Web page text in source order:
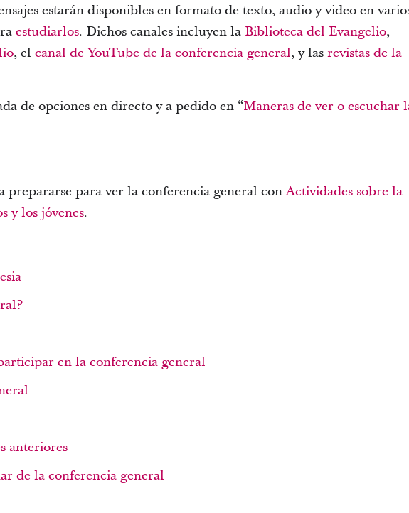
estarán disponibles en formato de texto, audio y video en
estudiarlos. Dichos canales incluyen la Biblioteca del Evangelio,
, el canal de YouTube de la conferencia general, y las revistas de la
de opciones en directo y a pedido en “Maneras de ver o escuchar
prepararse para ver la conferencia general conActividades sobre la
y los jóvenes.
en la conferencia general
anteriores
de la conferencia general